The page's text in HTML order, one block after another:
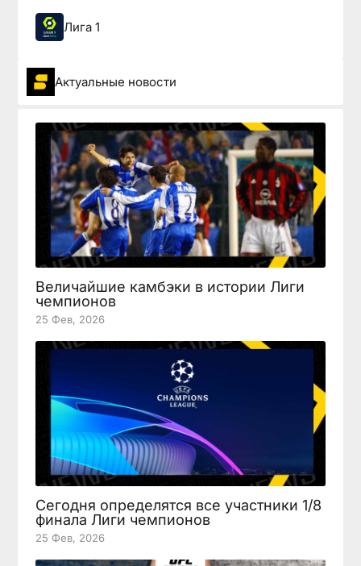
Лига 1
Актуальные новости
Величайшие камбэки в истории Лиги
чемпионов
25 Фев, 2026
Сегодня определятся все участники 1/8
финала Лиги чемпионов
25 Фев, 2026